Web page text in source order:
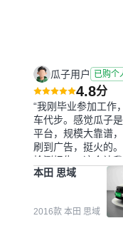
瓜子用户 已购个
4.8分
“我刚毕业参加工作
车代步。感觉瓜子
平台，规模大靠谱
刷到广告，挺火的
检测报告，这个让我
外面买车全凭卖家一
买。我买了本田思
户次数少，公里数
格比我心理预期略高
本田 思域
2016款 本田 思域